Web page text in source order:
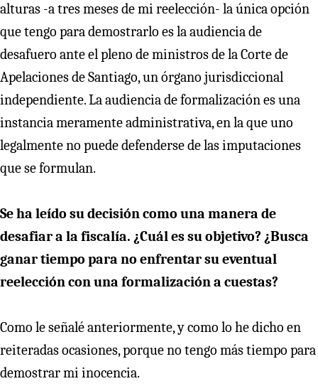
alturas -a tres meses de mi reelección- la única opción
que tengo para demostrarlo es la audiencia de
desafuero ante el pleno de ministros de la Corte de
Apelaciones de Santiago, un órgano jurisdiccional
independiente. La audiencia de formalización es una
instancia meramente administrativa, en la que uno
legalmente no puede defenderse de las imputaciones
que se formulan.
Se ha leído su decisión como una manera de
desafiar a la fiscalía. ¿Cuál es su objetivo? ¿Busca
ganar tiempo para no enfrentar su eventual
reelección con una formalización a cuestas?
Como le señalé anteriormente, y como lo he dicho en
reiteradas ocasiones, porque no tengo más tiempo para
demostrar mi inocencia.